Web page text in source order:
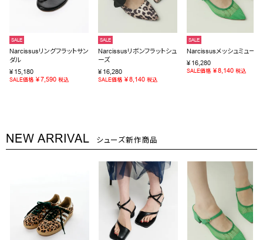
SALE
Narcissusリングフラットサン
ダル
¥ 15,180
SALE価格 ¥7,590 税込
SALE
Narcissusリボンフラットシュ
ーズ
¥ 16,280
SALE価格 ¥8,140 税込
SALE
Narcissusメッシュミュール
¥ 16,280
SALE価格 ¥8,140 税込
NEW ARRIVAL シューズ新作商品